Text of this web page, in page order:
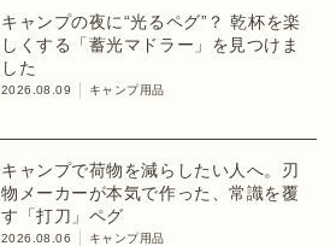
キャンプの夜に“光るペグ”？ 乾杯を楽
しくする「蓄光マドラー」を見つけま
した
2026.08.09 キャンプ用品
キャンプで荷物を減らしたい人へ。刃
物メーカーが本気で作った、常識を覆
す「打刀」ペグ
2026.08.06 キャンプ用品